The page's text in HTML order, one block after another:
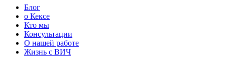
Блог
о Кексе
Кто мы
Консультации
О нашей работе
Жизнь с ВИЧ